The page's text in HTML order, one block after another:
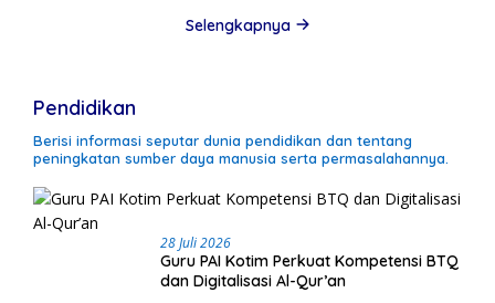
Selengkapnya
Pendidikan
Berisi informasi seputar dunia pendidikan dan tentang
peningkatan sumber daya manusia serta permasalahannya.
28 Juli 2026
Guru PAI Kotim Perkuat Kompetensi BTQ
dan Digitalisasi Al-Qur’an